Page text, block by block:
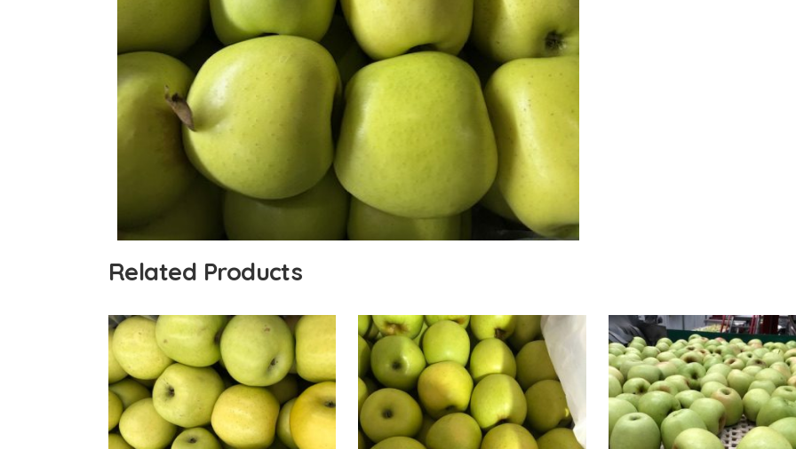
Related Products